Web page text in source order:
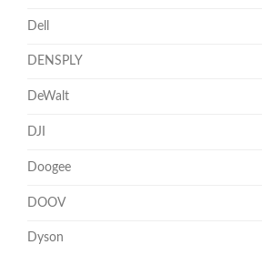
Dell
DENSPLY
DeWalt
DJI
Doogee
DOOV
Dyson